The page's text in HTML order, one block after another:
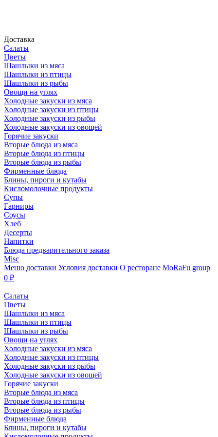
Доставка
Салаты
Цветы
Шашлыки из мяса
Шашлыки из птицы
Шашлыки из рыбы
Овощи на углях
Холодные закуски из мяса
Холодные закуски из птицы
Холодные закуски из рыбы
Холодные закуски из овощей
Горячие закуски
Вторые блюда из мяса
Вторые блюда из птицы
Вторые блюда из рыбы
Фирменные блюда
Блины, пироги и кутабы
Кисломолочные продукты
Супы
Гарниры
Соусы
Хлеб
Десерты
Напитки
Блюда предварительного заказа
Misc
Меню доставки Условия доставки О ресторане MoRaFu group
0 ₽
Салаты
Цветы
Шашлыки из мяса
Шашлыки из птицы
Шашлыки из рыбы
Овощи на углях
Холодные закуски из мяса
Холодные закуски из птицы
Холодные закуски из рыбы
Холодные закуски из овощей
Горячие закуски
Вторые блюда из мяса
Вторые блюда из птицы
Вторые блюда из рыбы
Фирменные блюда
Блины, пироги и кутабы